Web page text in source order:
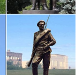
виды искусства
Пожалуй, это
которые
виды